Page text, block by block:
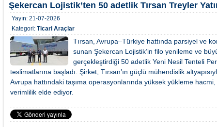
Şekercan Lojistik’ten 50 adetlik Tırsan Treyler
Yayın: 21-07-2026
Kategori: Ticari Araçlar
Tırsan, Avrupa–Türkiye hattında parsiyel ve
sunan Şekercan Lojistik’in filo yenileme ve
gerçekleştirdiği 50 adetlik Yeni Nesil Tenteli
teslimatlarına başladı. Şirket, Tırsan’ın güçlü mühendislik
Avrupa hattındaki taşıma operasyonlarında yüksek yükleme
verimlilik elde ediyor.